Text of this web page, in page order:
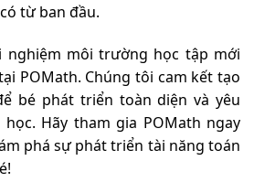
từ ban đầu.
nghiệm môi trường học tập mới
POMath. Chúng tôi cam kết tạo
bé phát triển toàn diện và yêu
Hãy tham gia POMath ngay
phá sự phát triển tài năng toán